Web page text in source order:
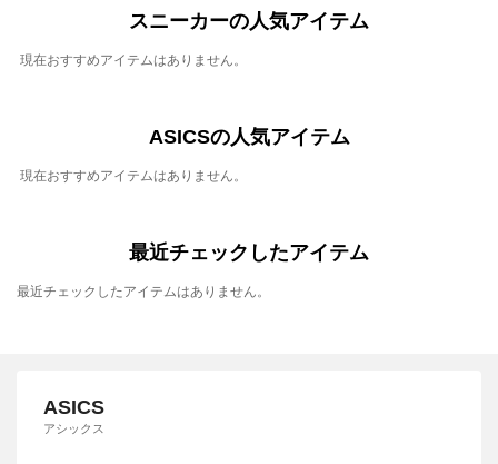
スニーカーの人気アイテム
現在おすすめアイテムはありません。
ASICSの人気アイテム
現在おすすめアイテムはありません。
最近チェックしたアイテム
最近チェックしたアイテムはありません。
ASICS
アシックス